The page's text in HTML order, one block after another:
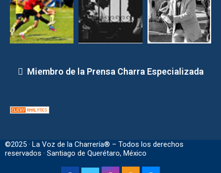
Miembro de la Prensa Charra Especializada
©2025 · La Voz de la Charrería® – Todos los derechos
reservados · Santiago de Querétaro, México